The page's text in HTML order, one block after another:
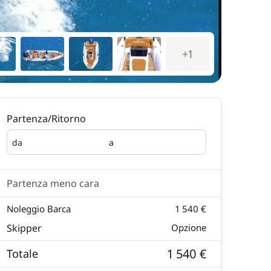
+1
Partenza/Ritorno
da
Partenza a
Ritorno
Partenza meno cara
Noleggio Barca 1 540 €
Skipper Opzione
Totale 1 540 €